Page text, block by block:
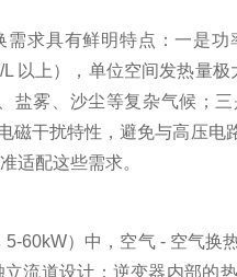
需求具有鲜明特点：一是
L 以上），单位空间发热量
雾、沙尘等复杂气候；
磁干扰特性，避免与高压
适配这些需求。
60kW）中，空气 - 空气换
立流道设计：逆变器内部的